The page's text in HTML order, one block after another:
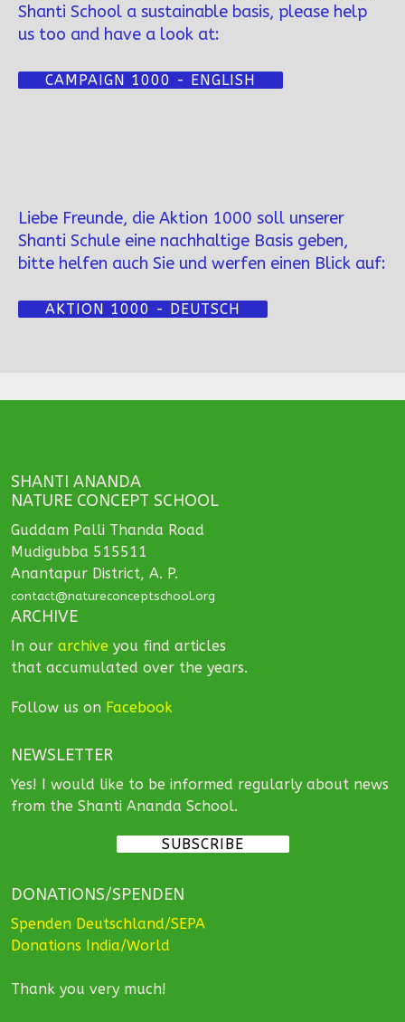
Shanti School a sustainable basis, please help
us too and have a look at:
CAMPAIGN 1000 - ENGLISH
Liebe Freunde, die Aktion 1000 soll unserer
Shanti Schule eine nachhaltige Basis geben,
bitte helfen auch Sie und werfen einen Blick auf:
AKTION 1000 - DEUTSCH
SHANTI ANANDA
NATURE CONCEPT SCHOOL
Guddam Palli Thanda Road
Mudigubba 515511
Anantapur District, A. P.
contact@natureconceptschool.org
ARCHIVE
In our archive you find articles
that accumulated over the years.
Follow us on Facebook
NEWSLETTER
Yes! I would like to be informed regularly about news
from the Shanti Ananda School.
SUBSCRIBE
DONATIONS/SPENDEN
Spenden Deutschland/SEPA
Donations India/World
Thank you very much!